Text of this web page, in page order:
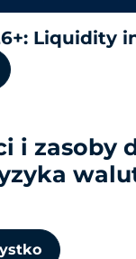
Liquidity
i zasoby